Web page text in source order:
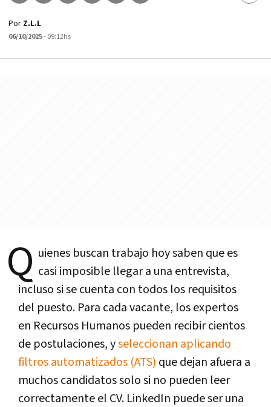
Por Z.L.L
06/10/2025- 09:12hs
Q uienes buscan trabajo hoy saben que es
casi imposible llegar a una entrevista,
incluso si se cuenta con todos los requisitos
del puesto. Para cada vacante, los expertos
en Recursos Humanos pueden recibir cientos
de postulaciones, yseleccionan aplicando
filtros automatizados (ATS) que dejan afuera a
muchos candidatos solo si no pueden leer
correctamente el CV. LinkedIn puede ser una